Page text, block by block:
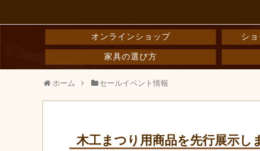
オンラインショップ シ
家具の選び方
ホーム セールイベント情報
木工まつり用商品を先行展示し